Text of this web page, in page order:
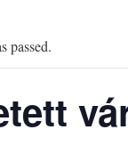
passed.